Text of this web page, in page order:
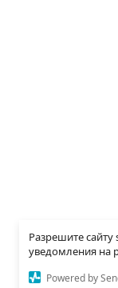
Разрешите
уведомления на
Powered by